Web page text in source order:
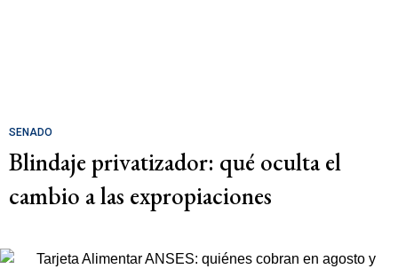
SENADO
Blindaje privatizador: qué oculta el
cambio a las expropiaciones